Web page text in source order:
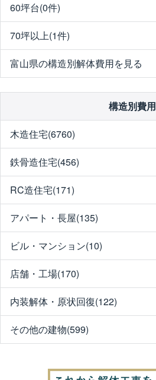
60坪台(0件)
70坪以上(1件)
富山県の構造別解体費用を見る
構造別費用
木造住宅(6760)
鉄骨造住宅(456)
RC造住宅(171)
アパート・長屋(135)
ビル・マンション(10)
店舗・工場(170)
内装解体・原状回復(122)
その他の建物(599)